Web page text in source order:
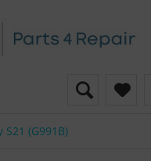
S21 (G991B)